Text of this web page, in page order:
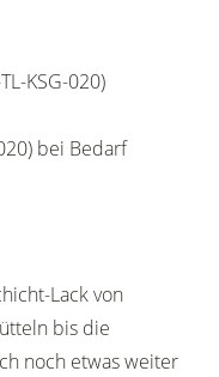
KSG-020)
bei Bedarf
Lack von
bis die
noch etwas weiter